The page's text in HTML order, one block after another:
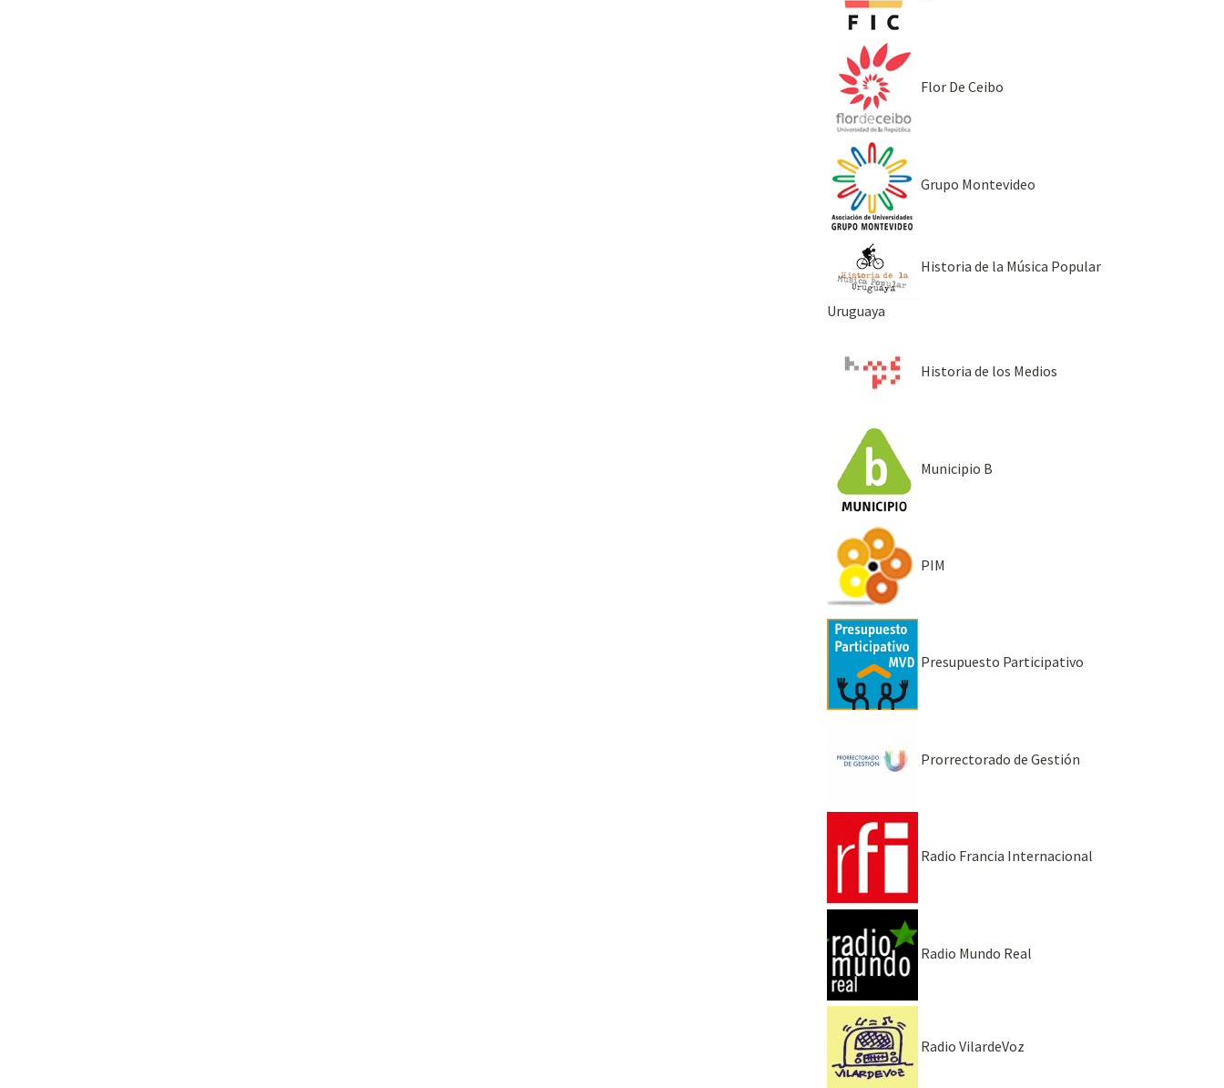
Flor De Ceibo
Grupo Montevideo
Historia de la Música Popular
Uruguaya
Historia de los Medios
Municipio B
PIM
Presupuesto Participativo
Prorrectorado de Gestión
Radio Francia Internacional
Radio Mundo Real
Radio VilardeVoz